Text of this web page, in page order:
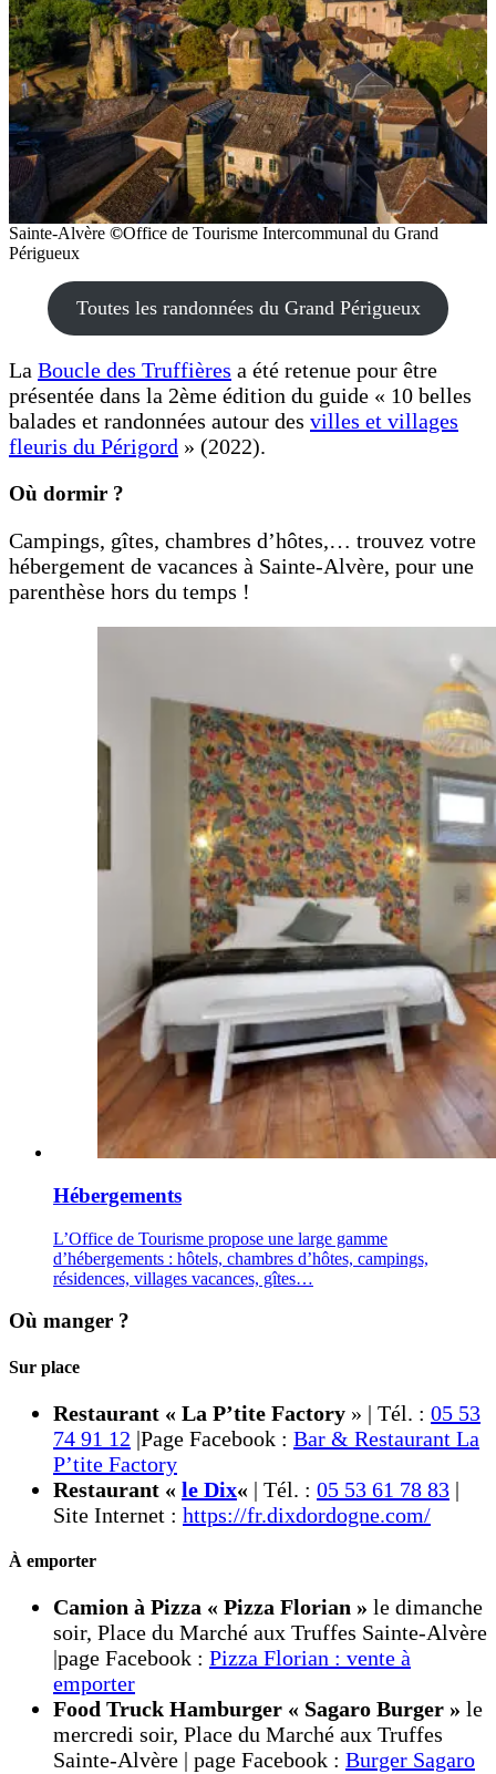
Sainte-Alvère ©Office de Tourisme Intercommunal du Grand
Périgueux
Toutes les randonnées du Grand Périgueux
La Boucle des Truffières a été retenue pour être
présentée dans la 2ème édition du guide « 10 belles
balades et randonnées autour des villes et villages
fleuris du Périgord » (2022).
Où dormir ?
Campings, gîtes, chambres d’hôtes,… trouvez votre
hébergement de vacances à Sainte-Alvère, pour une
parenthèse hors du temps !
Hébergements
L’Office de Tourisme propose une large gamme
d’hébergements : hôtels, chambres d’hôtes, campings,
résidences, villages vacances, gîtes…
Où manger ?
Sur place
Restaurant « La P’tite Factory » | Tél. : 05 53
74 91 12 |Page Facebook : Bar & Restaurant La
P’tite Factory
Restaurant « le Dix« | Tél. : 05 53 61 78 83 |
Site Internet : https://fr.dixdordogne.com/
À emporter
Camion à Pizza « Pizza Florian » le dimanche
soir, Place du Marché aux Truffes Sainte-Alvère
|page Facebook : Pizza Florian : vente à
emporter
Food Truck Hamburger « Sagaro Burger » le
mercredi soir, Place du Marché aux Truffes
Sainte-Alvère | page Facebook : Burger Sagaro